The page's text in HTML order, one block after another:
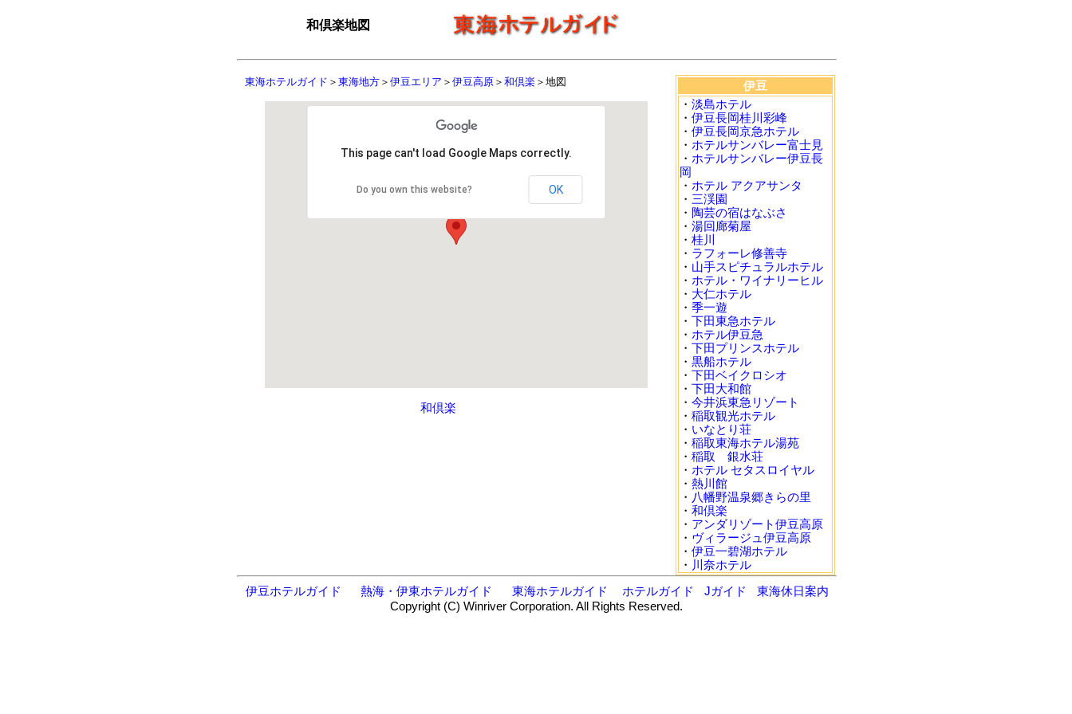
和倶楽地図
東海ホテルガイド ＞ 東海地方 ＞ 伊豆エリア ＞ 伊豆高原 ＞ 和倶楽 ＞地図
This page can't load Google Maps correctly.
Do you own this website? OK
和倶楽
伊豆
・ 淡島ホテル
・ 伊豆長岡桂川彩峰
・ 伊豆長岡京急ホテル
・ ホテルサンバレー富士見
・ ホテルサンバレー伊豆長
岡
・ ホテル アクアサンタ
・ 三渓園
・ 陶芸の宿はなぶさ
・ 湯回廊菊屋
・ 桂川
・ ラフォーレ修善寺
・ 山手スピチュラルホテル
・ ホテル・ワイナリーヒル
・ 大仁ホテル
・ 季一遊
・ 下田東急ホテル
・ ホテル伊豆急
・ 下田プリンスホテル
・ 黒船ホテル
・ 下田ベイクロシオ
・ 下田大和館
・ 今井浜東急リゾート
・ 稲取観光ホテル
・ いなとり荘
・ 稲取東海ホテル湯苑
・ 稲取 銀水荘
・ ホテル セタスロイヤル
・ 熱川館
・ 八幡野温泉郷きらの里
・ 和倶楽
・ アンダリゾート伊豆高原
・ ヴィラージュ伊豆高原
・ 伊豆一碧湖ホテル
・ 川奈ホテル
伊豆ホテルガイド
熱海・伊東ホテルガイド 東海ホテルガイド ホテルガイド Jガイド
東海休日案内
Copyright (C) Winriver Corporation. All Rights Reserved.